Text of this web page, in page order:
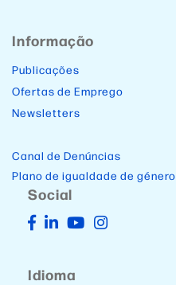
Informação
Publicações
Ofertas de Emprego
Newsletters
Canal de Denúncias
Plano de igualdade de género
Social
Idioma